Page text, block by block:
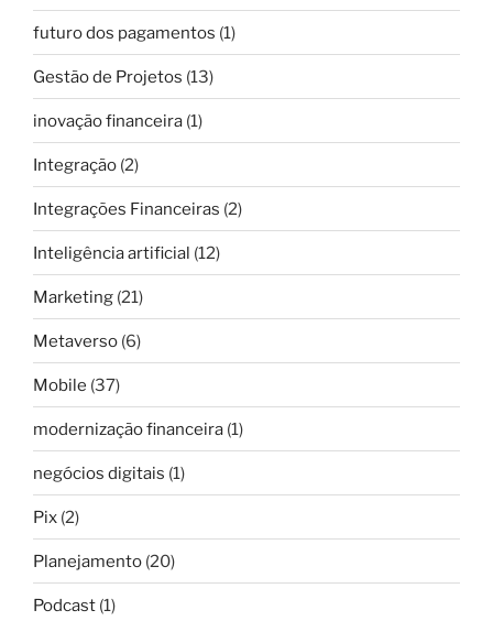
futuro dos pagamentos (1)
Gestão de Projetos (13)
inovação financeira (1)
Integração (2)
Integrações Financeiras (2)
Inteligência artificial (12)
Marketing (21)
Metaverso (6)
Mobile (37)
modernização financeira (1)
negócios digitais (1)
Pix (2)
Planejamento (20)
Podcast (1)